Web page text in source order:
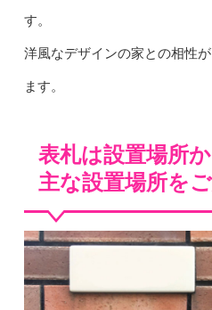
す。
洋風なデザインの家との相性
ます。
表札は設置場所
主な設置場所を